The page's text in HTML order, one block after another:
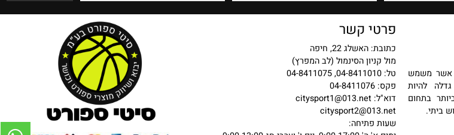
פרטי קשר
כתובת: האשלג 22, חיפה
מול קניון הסינמול (לב המפרץ)